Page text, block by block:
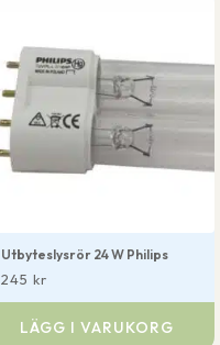
Utbyteslysrör 24 W Philips
245 kr
LÄGG I VARUKORG